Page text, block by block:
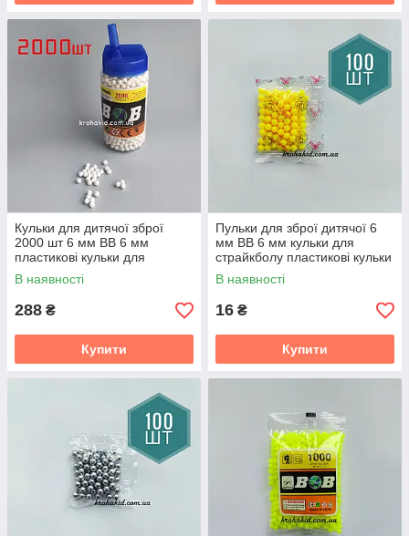
Кульки для дитячої зброї
2000 шт 6 мм BB 6 мм
пластикові кульки для
автомата та пістолета
В наявності
288 ₴
Купити
Пульки для зброї дитячої 6
мм BB 6 мм кульки для
страйкболу пластикові кульки
для зброї
В наявності
16 ₴
Купити